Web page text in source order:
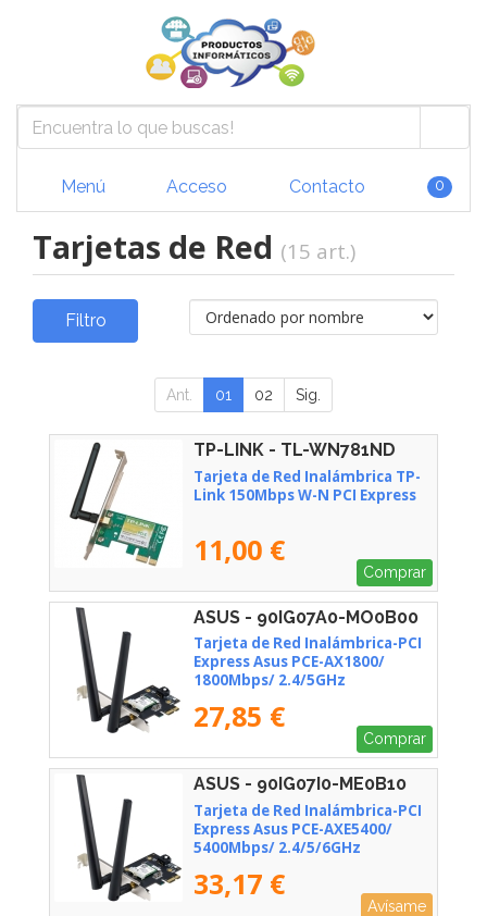
Menú Acceso Contacto 0
Tarjetas de Red (15 art.)
Filtro
Ant. 01 02 Sig.
TP-LINK - TL-WN781ND
Tarjeta de Red Inalámbrica TP-
Link 150Mbps W-N PCI Express
11,00 €
Comprar
ASUS - 90IG07A0-MO0B00
Tarjeta de Red Inalámbrica-PCI
Express Asus PCE-AX1800/
1800Mbps/ 2.4/5GHz
27,85 €
Comprar
ASUS - 90IG07I0-ME0B10
Tarjeta de Red Inalámbrica-PCI
Express Asus PCE-AXE5400/
5400Mbps/ 2.4/5/6GHz
33,17 €
Avísame